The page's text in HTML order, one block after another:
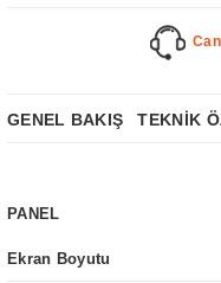
GENEL BAKIŞ TEKNİK
PANEL
Ekran Boyutu